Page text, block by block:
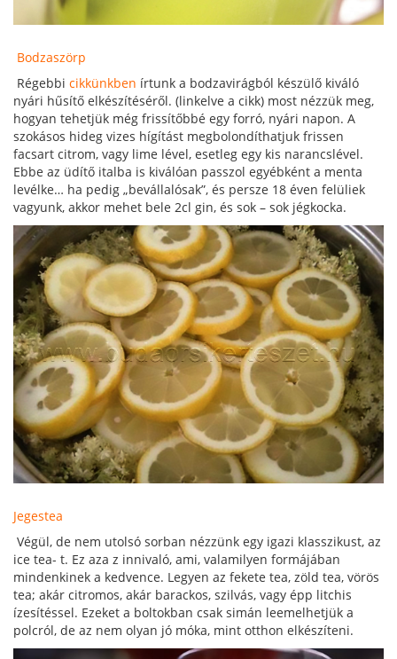
Bodzaszörp
Régebbi cikkünkben írtunk a bodzavirágból készülő kiváló
nyári hűsítő elkészítéséről. (linkelve a cikk) most nézzük meg,
hogyan tehetjük még frissítőbbé egy forró, nyári napon. A
szokásos hideg vizes hígítást megbolondíthatjuk frissen
facsart citrom, vagy lime lével, esetleg egy kis narancslével.
Ebbe az üdítő italba is kiválóan passzol egyébként a menta
levélke… ha pedig „bevállalósak”, és persze 18 éven felüliek
vagyunk, akkor mehet bele 2cl gin, és sok – sok jégkocka.
Jegestea
Végül, de nem utolsó sorban nézzünk egy igazi klasszikust, az
ice tea- t. Ez aza z innivaló, ami, valamilyen formájában
mindenkinek a kedvence. Legyen az fekete tea, zöld tea, vörös
tea; akár citromos, akár barackos, szilvás, vagy épp litchis
ízesítéssel. Ezeket a boltokban csak simán leemelhetjük a
polcról, de az nem olyan jó móka, mint otthon elkészíteni.